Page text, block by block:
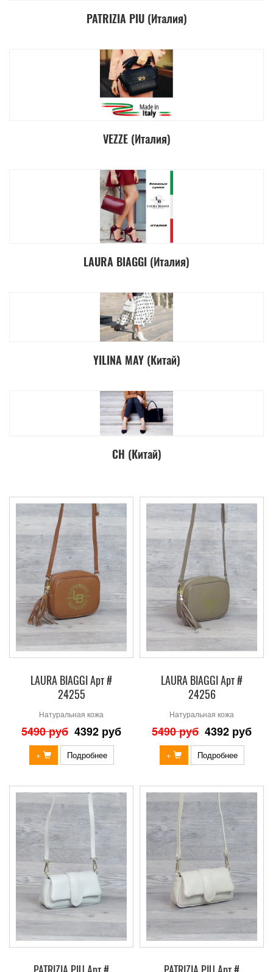
PATRIZIA PIU (Италия)
VEZZE (Италия)
LAURA BIAGGI (Италия)
YILINA MAY (Китай)
СН (Китай)
LAURA BIAGGI Арт #
24255
Натуральная кожа
5490 руб 4392 руб
+ Подробнее
LAURA BIAGGI Арт #
24256
Натуральная кожа
5490 руб 4392 руб
+ Подробнее